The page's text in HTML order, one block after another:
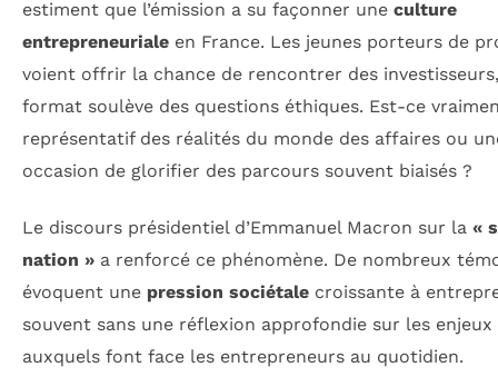
estiment que l’émission a su façonner une culture
entrepreneuriale en France. Les jeunes porteurs de
voient offrir la chance de rencontrer des
format soulève des questions éthiques. Est-ce
représentatif des réalités du monde des affaires ou
occasion de glorifier des parcours souvent biaisés ?
Le discours présidentiel d’Emmanuel Macron sur la «
nation » a renforcé ce phénomène. De nombreux
évoquent une pression sociétale croissante à
souvent sans une réflexion approfondie sur les enjeux
auxquels font face les entrepreneurs au quotidien.